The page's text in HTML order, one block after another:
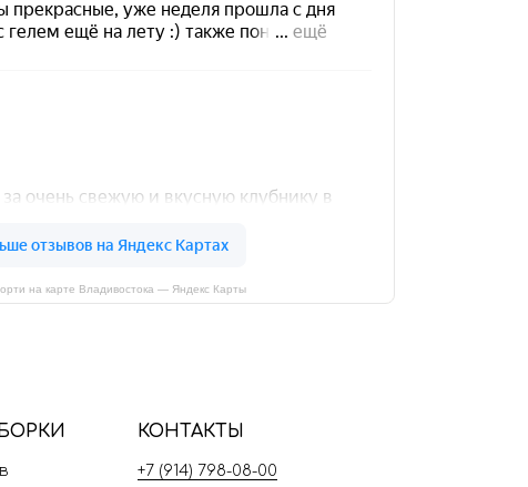
на карте Владивостока — Яндекс Карты
КОНТАКТЫ
+7 (914) 798-08-00